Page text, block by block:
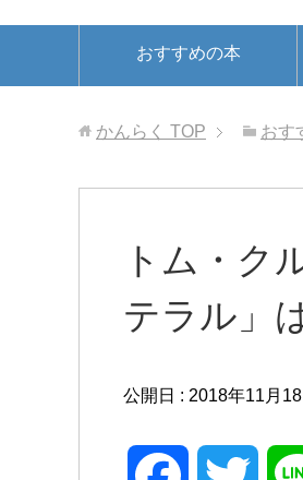
おすすめの本
かんらく TOP おす
トム・ク
テラル」
公開日 : 2018年11月18